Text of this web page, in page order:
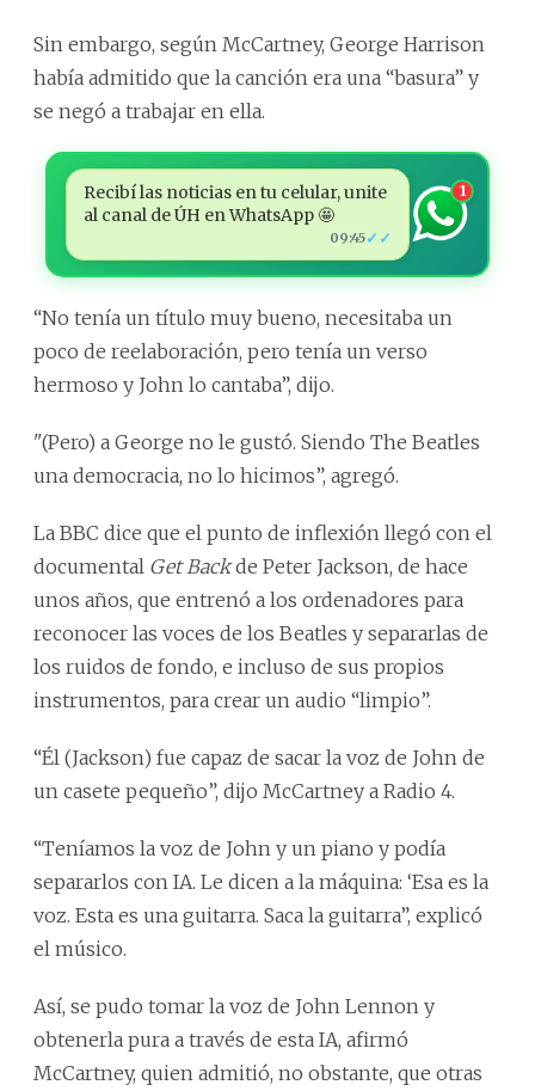
Sin embargo, según McCartney, George Harrison
había admitido que la canción era una “basura” y
se negó a trabajar en ella.
Recibí las noticias en tu celular, unite
al canal de ÚH en WhatsApp 🤩
09:45✓✓
1
“No tenía un título muy bueno, necesitaba un
poco de reelaboración, pero tenía un verso
hermoso y John lo cantaba”, dijo.
"(Pero) a George no le gustó. Siendo The Beatles
una democracia, no lo hicimos”, agregó.
La BBC dice que el punto de inflexión llegó con el
documental Get Backde Peter Jackson, de hace
unos años, que entrenó a los ordenadores para
reconocer las voces de los Beatles y separarlas de
los ruidos de fondo, e incluso de sus propios
instrumentos, para crear un audio “limpio”.
“Él (Jackson) fue capaz de sacar la voz de John de
un casete pequeño”, dijo McCartney a Radio 4.
“Teníamos la voz de John y un piano y podía
separarlos con IA. Le dicen a la máquina: ‘Esa es la
voz. Esta es una guitarra. Saca la guitarra”, explicó
el músico.
Así, se pudo tomar la voz de John Lennon y
obtenerla pura a través de esta IA, afirmó
McCartney, quien admitió, no obstante, que otras